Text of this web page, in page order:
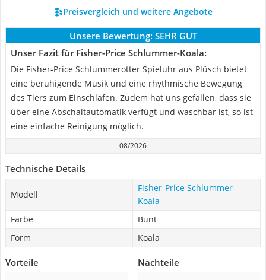
Preisvergleich und weitere Angebote
Unsere Bewertung: SEHR GUT
Unser Fazit für Fisher-Price Schlummer-Koala:
Die Fisher-Price Schlummerotter Spieluhr aus Plüsch bietet
eine beruhigende Musik und eine rhythmische Bewegung
des Tiers zum Einschlafen. Zudem hat uns gefallen, dass sie
über eine Abschaltautomatik verfügt und waschbar ist, so ist
eine einfache Reinigung möglich.
08/2026
Technische Details
Modell
Fisher-Price Schlummer-
Koala
Farbe
Bunt
Form
Koala
Vorteile Nachteile